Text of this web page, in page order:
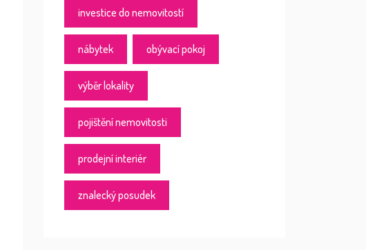
investice do nemovitostí
nábytek obývací pokoj
výběr lokality
pojištění nemovitosti
prodejní interiér
znalecký posudek